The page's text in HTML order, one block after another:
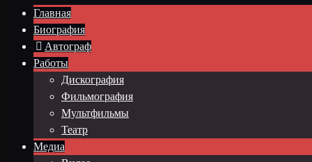
Главная
Биография
Автограф
Работы
Дискография
Фильмография
Мультфильмы
Театр
Медиа